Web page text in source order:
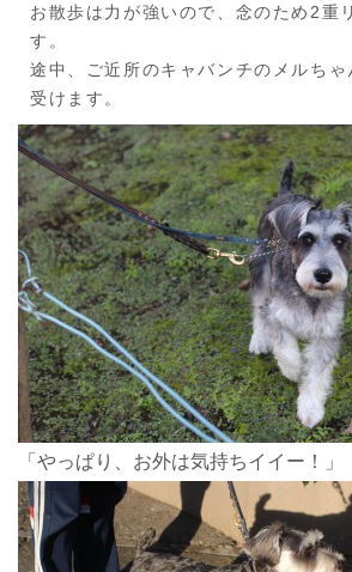
お散歩は力が強いので、念のため2重
す。
途中、ご近所のキャバンチのメルち
受けます。
「やっぱり、お外は気持ちイイー！」